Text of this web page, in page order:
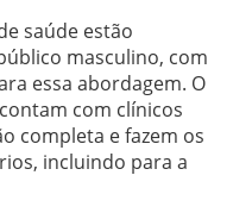
saúde estão
masculino, com
essa abordagem. O
com clínicos
completa e fazem os
incluindo para a